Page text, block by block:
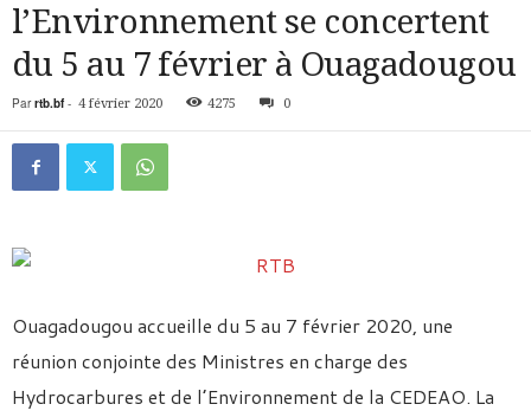
l’Environnement se concertent
du 5 au 7 février à Ouagadougou
Par rtb.bf- 4 février 2020 4275 0
Ouagadougou accueille du 5 au 7 février 2020, une
réunion conjointe des Ministres en charge des
Hydrocarbures et de l’Environnement de la CEDEAO. La